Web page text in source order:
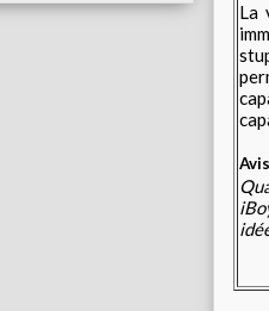
La